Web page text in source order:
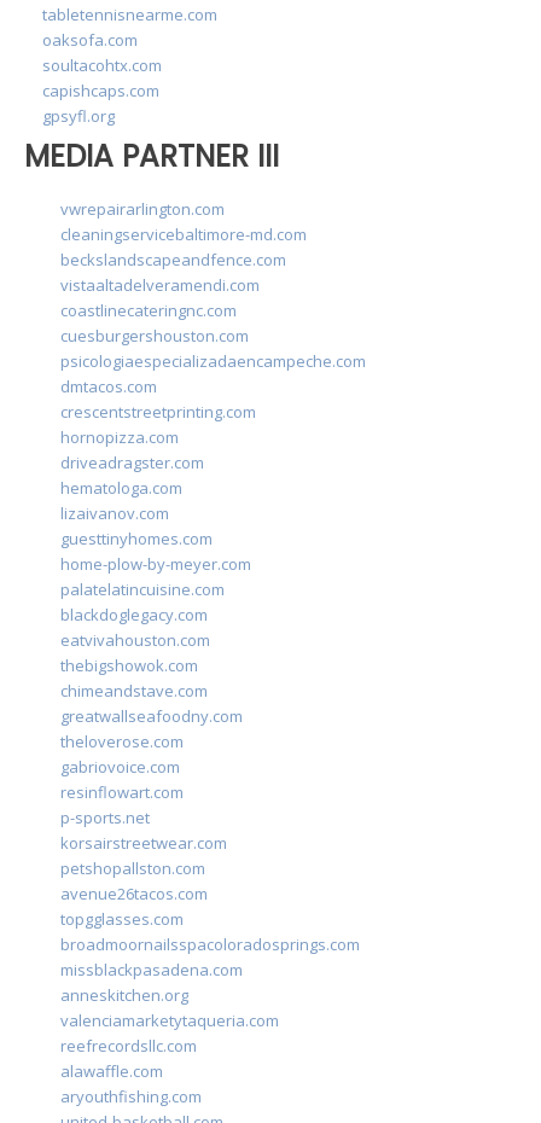
tabletennisnearme.com
oaksofa.com
soultacohtx.com
capishcaps.com
gpsyfl.org
MEDIA PARTNER III
vwrepairarlington.com
cleaningservicebaltimore-md.com
beckslandscapeandfence.com
vistaaltadelveramendi.com
coastlinecateringnc.com
cuesburgershouston.com
psicologiaespecializadaencampeche.com
dmtacos.com
crescentstreetprinting.com
hornopizza.com
driveadragster.com
hematologa.com
lizaivanov.com
guesttinyhomes.com
home-plow-by-meyer.com
palatelatincuisine.com
blackdoglegacy.com
eatvivahouston.com
thebigshowok.com
chimeandstave.com
greatwallseafoodny.com
theloverose.com
gabriovoice.com
resinflowart.com
p-sports.net
korsairstreetwear.com
petshopallston.com
avenue26tacos.com
topgglasses.com
broadmoornailsspacoloradosprings.com
missblackpasadena.com
anneskitchen.org
valenciamarketytaqueria.com
reefrecordsllc.com
alawaffle.com
aryouthfishing.com